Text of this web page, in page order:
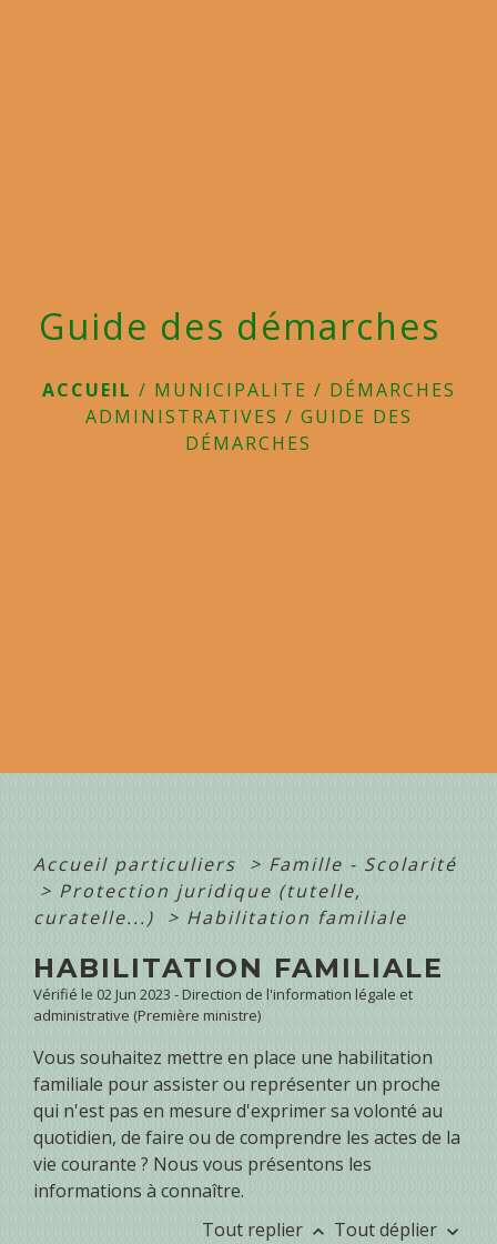
Guide des démarches
ACCUEIL / MUNICIPALITE / DÉMARCHES
ADMINISTRATIVES / GUIDE DES
DÉMARCHES
Accueil particuliers > Famille - Scolarité
> Protection juridique (tutelle,
curatelle...)
> Habilitation familiale
HABILITATION FAMILIALE
Vérifié le 02 Jun 2023 - Direction de l'information légale et
administrative (Première ministre)
Vous souhaitez mettre en place une habilitation
familiale pour assister ou représenter un proche
qui n'est pas en mesure d'exprimer sa volonté au
quotidien, de faire ou de comprendre les actes de la
vie courante ? Nous vous présentons les
informations à connaître.
Tout replier keyboard_arrow_up Tout déplier keyboard_arrow_down